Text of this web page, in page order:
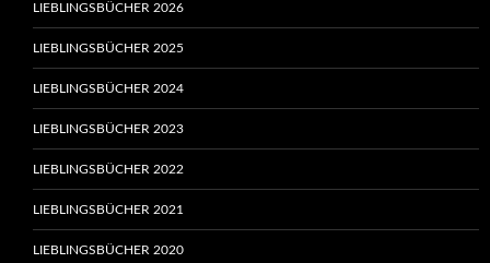
LIEBLINGSBÜCHER 2026
LIEBLINGSBÜCHER 2025
LIEBLINGSBÜCHER 2024
LIEBLINGSBÜCHER 2023
LIEBLINGSBÜCHER 2022
LIEBLINGSBÜCHER 2021
LIEBLINGSBÜCHER 2020